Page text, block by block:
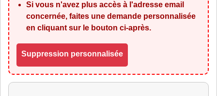
Si vous n'avez plus accès à l'adresse email
concernée, faites une demande personnalisée
en cliquant sur le bouton ci-après.
Suppression personnalisée